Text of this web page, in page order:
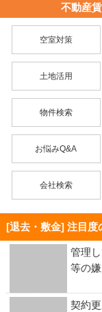
不動産
空室対策
土地活用
物件検索
お悩みQ&A
会社検索
[退去・敷金] 注目
管理
等の
契約